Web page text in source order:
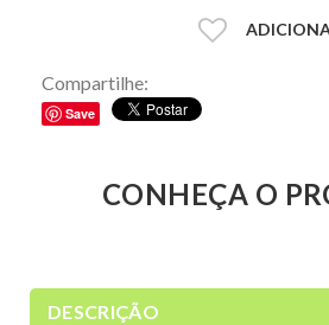
Compartilhe:
Save
CONHEÇA O
DESCRIÇÃO